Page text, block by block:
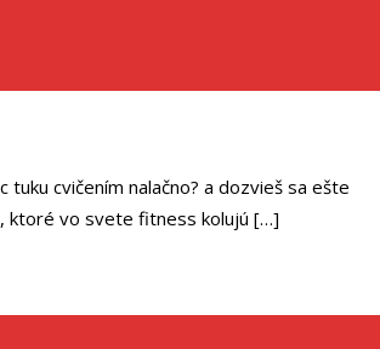
cvičením nalačno? a dozvieš sa ešte
ktoré vo svete fitness kolujú […]